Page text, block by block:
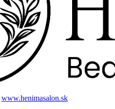
www.henimasalon.sk